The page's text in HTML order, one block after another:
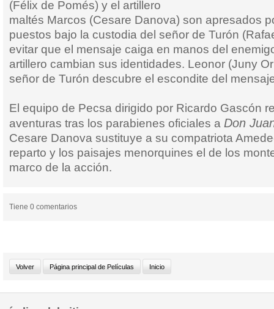
(Félix de Pomés) y el artillero
maltés Marcos (Cesare Danova) son apresados
puestos bajo la custodia del señor de Turón
evitar que el mensaje caiga en manos del
artillero cambian sus identidades. Leonor (Juny
señor de Turón descubre el escondite del
El equipo de Pecsa dirigido por Ricardo Gascón
aventuras tras los parabienes oficiales a Don
Cesare Danova sustituye a su compatriota
reparto y los paisajes menorquines el de los
marco de la acción.
Tiene 0 comentarios